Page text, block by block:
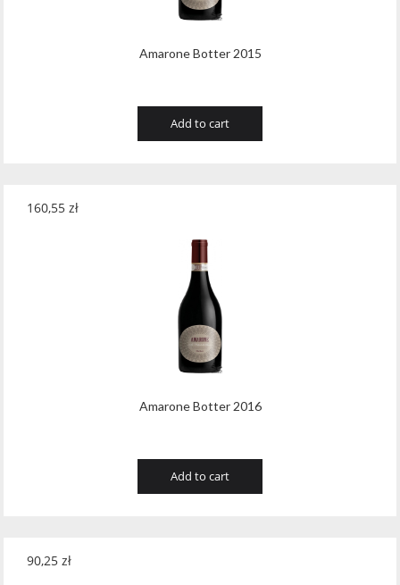
Amarone Botter 2015
Add to cart
Amarone Botter 2016
160,55 zł
Add to cart
90,25 zł